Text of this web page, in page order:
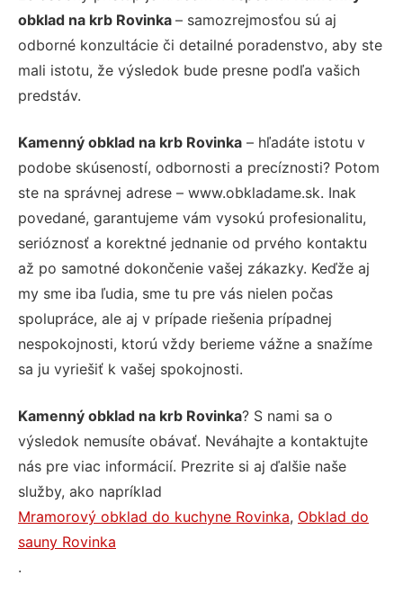
obklad na krb Rovinka – samozrejmosťou sú aj
odborné konzultácie či detailné poradenstvo, aby ste
mali istotu, že výsledok bude presne podľa vašich
predstáv.
Kamenný obklad na krb Rovinka – hľadáte istotu v
podobe skúseností, odbornosti a precíznosti? Potom
ste na správnej adrese – www.obkladame.sk. Inak
povedané, garantujeme vám vysokú profesionalitu,
serióznosť a korektné jednanie od prvého kontaktu
až po samotné dokončenie vašej zákazky. Keďže aj
my sme iba ľudia, sme tu pre vás nielen počas
spolupráce, ale aj v prípade riešenia prípadnej
nespokojnosti, ktorú vždy berieme vážne a snažíme
sa ju vyriešiť k vašej spokojnosti.
Kamenný obklad na krb Rovinka? S nami sa o
výsledok nemusíte obávať. Neváhajte a kontaktujte
nás pre viac informácií. Prezrite si aj ďalšie naše
služby, ako napríklad
Mramorový obklad do kuchyne Rovinka, Obklad do
sauny Rovinka
.